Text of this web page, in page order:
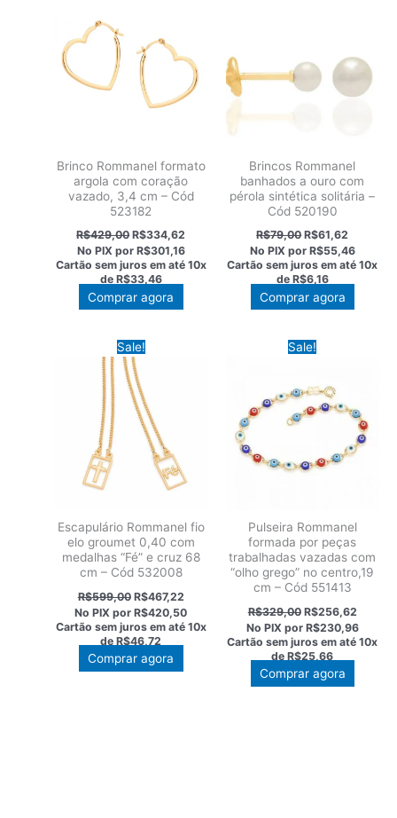
Brinco Rommanel formato
argola com coração
vazado, 3,4 cm – Cód
523182
R$429,00O
preço
original
era:
R$429,00.
R$334,62
atual
é:
No PIX por R$301,16
Cartão sem juros em até 10x
deR$33,46
Comprar agora
Brincos Rommanel
banhados a ouro com
pérola sintética solitária –
Cód 520190
R$79,00O
preço
original
era:
R$79,00.
R$61,62
preço
atual
é:
R$61,62.
No PIX por R$55,46
Cartão sem juros em até10x
deR$6,16
Comprar agora
Sale!
Escapulário Rommanel fio
elo groumet 0,40 com
medalhas “Fé” e cruz 68
cm – Cód 532008
R$599,00 O
preço
original
era:
R$599,00.
R$467,22O
preço
atual
é:
R$467,22.
No PIX porR$420,50
Cartão sem juros em até 10x
de R$46,72
Comprar agora
Sale!
Pulseira Rommanel
formada por peças
trabalhadas vazadas com
“olho grego” no centro,19
cm – Cód 551413
R$329,00 O
preço
original
era:
R$329,00.
R$256,62O
preço
atual
é:
No PIX por R$230,96
Cartão sem juros em até10x
de R$25,66
Comprar agora